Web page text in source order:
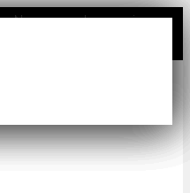
- Nu geopend: onze nieuwe